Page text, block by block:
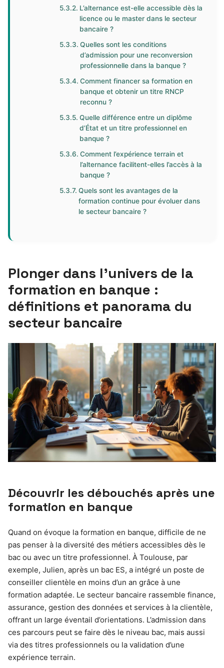
L’alternance est-elle accessible dès la
licence ou le master dans le secteur
bancaire ?
Quelles sont les conditions
d’admission pour une reconversion
professionnelle dans la banque ?
Comment financer sa formation en
banque et obtenir un titre RNCP
reconnu ?
Quelle différence entre un diplôme
d’État et un titre professionnel en
banque ?
Comment l’expérience terrain et
l’alternance facilitent-elles l’accès à la
banque ?
Quels sont les avantages de la
formation continue pour évoluer dans
le secteur bancaire ?
Plonger dans l’univers de la
formation en banque :
définitions et panorama du
secteur bancaire
Découvrir les débouchés après une
formation en banque
Quand on évoque la formation en banque, difficile de ne
pas penser à la diversité des métiers accessibles dès le
bac ou avec un titre professionnel. À Toulouse, par
exemple, Julien, après un bac ES, a intégré un poste de
conseiller clientèle en moins d’un an grâce à une
formation adaptée. Le secteur bancaire rassemble finance,
assurance, gestion des données et services à la clientèle,
offrant un large éventail d’orientations. L’admission dans
ces parcours peut se faire dès le niveau bac, mais aussi
via des titres professionnels ou la validation d’une
expérience terrain.